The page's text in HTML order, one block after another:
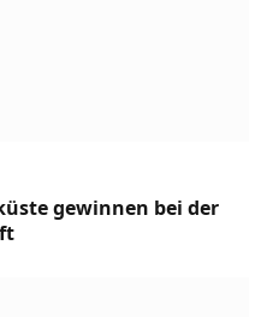
gewinnen bei der